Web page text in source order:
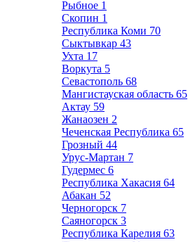
Рыбное 1
Скопин 1
Республика Коми 70
Сыктывкар 43
Ухта 17
Воркута 5
Севастополь 68
Мангистауская область 65
Актау 59
Жанаозен 2
Чеченская Республика 65
Грозный 44
Урус-Мартан 7
Гудермес 6
Республика Хакасия 64
Абакан 52
Черногорск 7
Саяногорск 3
Республика Карелия 63